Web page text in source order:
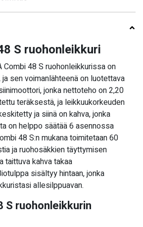
S ruohonleikkuri
48 S ruohonleikkurissa on
sen voimanlähteenä on luotettava
jonka nettoteho on 2,20
teräksestä, ja leikkuukorkeuden
ja siinä on kahva, jonka
on helppo säätää 6 asennossa
48 S:n mukana toimitetaan 60
ja ruohosäkkien täyttymisen
taittuva kahva takaa
sisältyy hintaan, jonka
allesilppuavan.
S ruohonleikkurin